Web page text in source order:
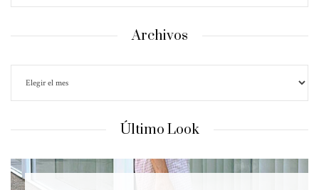
Archivos
Último Look